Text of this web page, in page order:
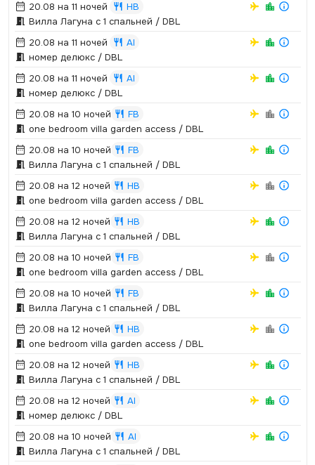
20.08 на 11 ночей
HB
Вилла Лагуна с 1 спальней / DBL
20.08 на 11 ночей
AI
номер делюкс / DBL
20.08 на 11 ночей
AI
номер делюкс / DBL
20.08 на 10 ночей
FB
one bedroom villa garden access / DBL
20.08 на 10 ночей
FB
Вилла Лагуна с 1 спальней / DBL
20.08 на 12 ночей
HB
one bedroom villa garden access / DBL
20.08 на 12 ночей
HB
Вилла Лагуна с 1 спальней / DBL
20.08 на 10 ночей
FB
one bedroom villa garden access / DBL
20.08 на 10 ночей
FB
Вилла Лагуна с 1 спальней / DBL
20.08 на 12 ночей
HB
one bedroom villa garden access / DBL
20.08 на 12 ночей
HB
Вилла Лагуна с 1 спальней / DBL
20.08 на 12 ночей
AI
номер делюкс / DBL
20.08 на 10 ночей
AI
Вилла Лагуна с 1 спальней / DBL